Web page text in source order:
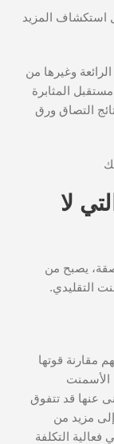
استكشاف المزيد
وغيرها من
المثابرة
التصاق ورق
لا
يصبح من
التقليدي.
مقارنة قوتها
الأسمنت
عنها قد تتفوق
مزيد من
فعالية التكلفة